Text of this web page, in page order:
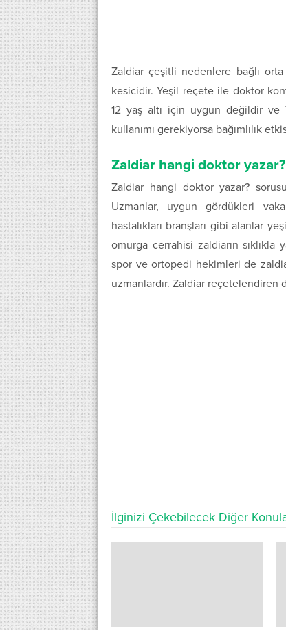
Zaldiar çeşitli nedenlere bağlı
kesicidir. Yeşil reçete ile doktor
12 yaş altı için uygun değildir ve
kullanımı gerekiyorsa bağımlılık
Zaldiar hangi doktor yazar?
Zaldiar hangi doktor yazar?
Uzmanlar, uygun gördükleri
hastalıkları branşları gibi alanlar
omurga cerrahisi zaldiarın sıklıkla
spor ve ortopedi hekimleri de zaldiar
uzmanlardır. Zaldiar reçetelendiren
İlginizi Çekebilecek Diğer